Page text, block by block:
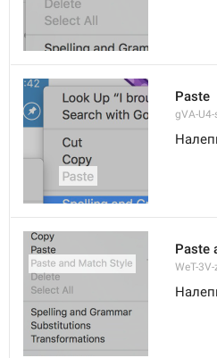
Paste
gVA-
Paste
WeT-